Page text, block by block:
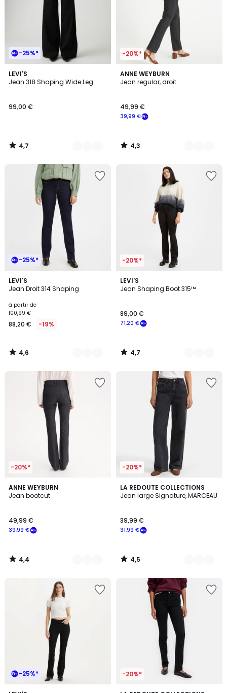
-25%*
LEVI'S
Jean 318 Shaping Wide Leg
99,00 €
4,7
/ 5
4
Couleurs
4,7
/
-20%*
ANNE WEYBURN
Jean regular, droit
39,99 €
49,99 €
4,3
/ 5
3
Couleurs
4,3
/
-25%*
LEVI'S
Jean Droit 314 Shaping
à partir de
100,99 €
88,20 € -19%
4,6
/ 5
9
Couleurs
4,6
/
-20%*
LEVI'S
Jean Shaping Boot 315™
71,20 €
89,00 €
4,7
/ 5
6
Couleurs
4,7
/
-20%*
ANNE WEYBURN
Jean bootcut
39,99 €
49,99 €
4,4
/ 5
3
Couleurs
4,4
/
-20%*
LA REDOUTE COLLECTIONS
Jean large Signature, MARCEAU
31,99 €
39,99 €
4,5
/ 5
6
Couleurs
4,5
/
-25%* -20%*